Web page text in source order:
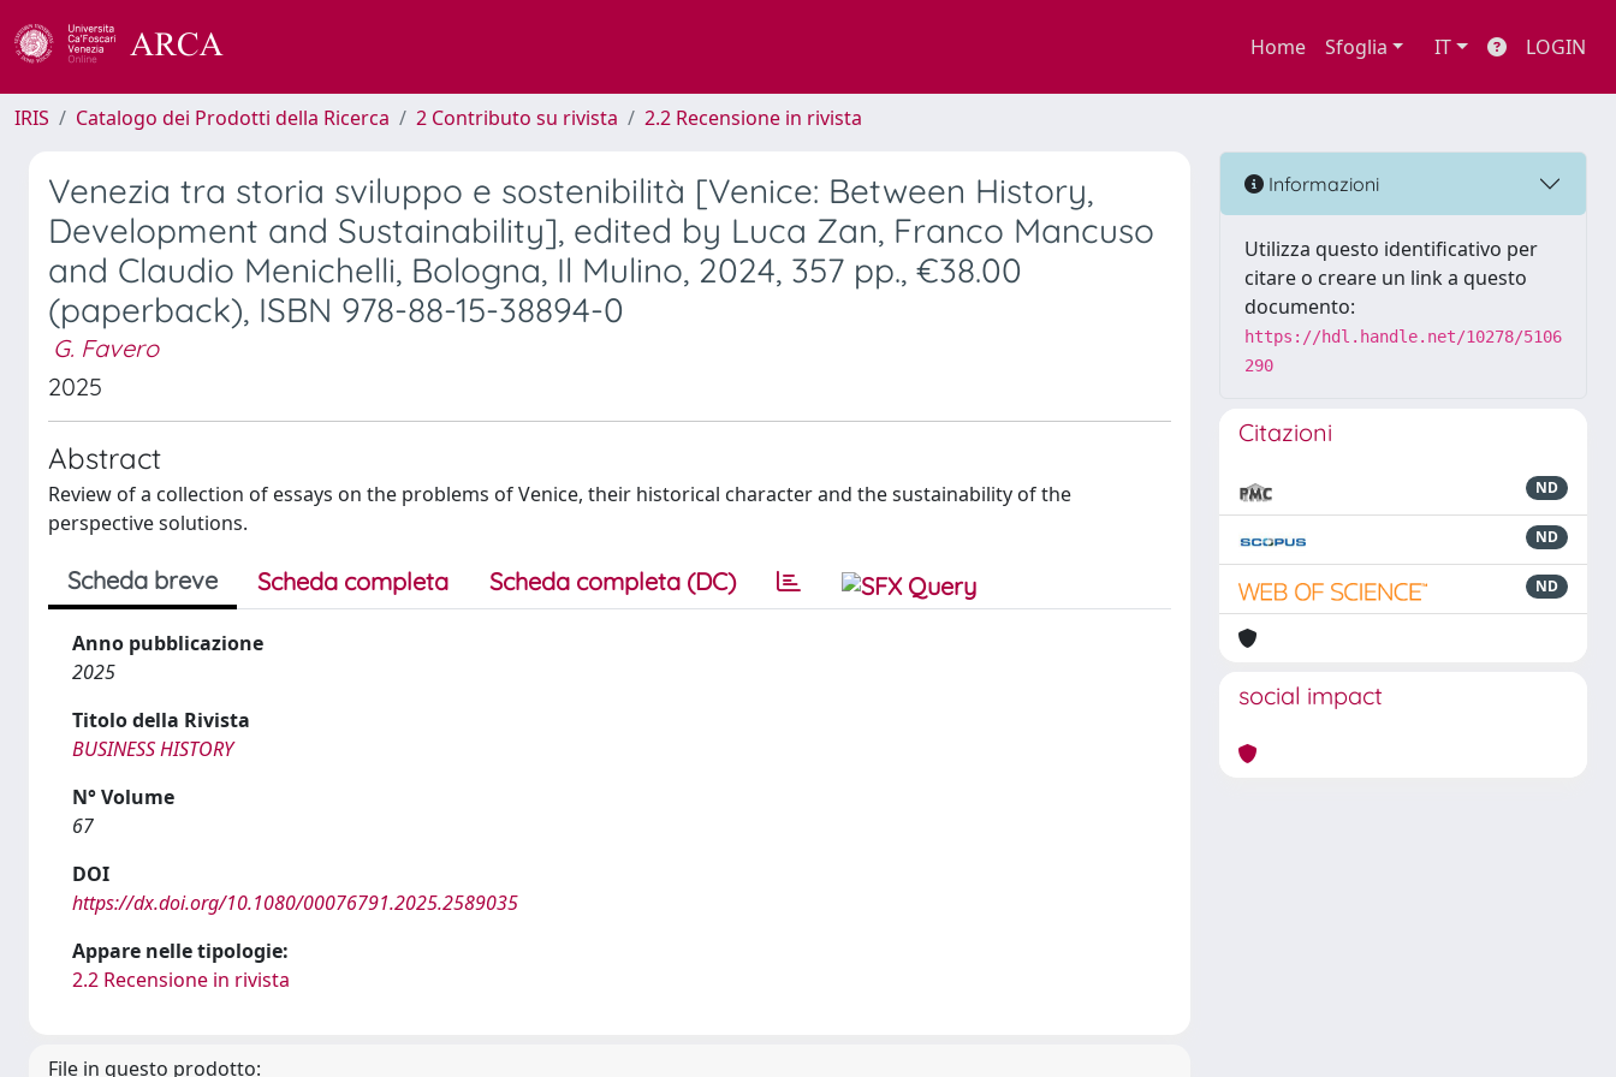
Home Sfoglia IT LOGIN
IRIS Catalogo dei Prodotti della Ricerca 2 Contributo su rivista 2.2 Recensione in rivista
Venezia tra storia sviluppo e sostenibilità [Venice: Between History,
Development and Sustainability], edited by Luca Zan, Franco Mancuso
and Claudio Menichelli, Bologna, Il Mulino, 2024, 357 pp., €38.00
(paperback), ISBN 978-88-15-38894-0
G. Favero
2025
Abstract
Review of a collection of essays on the problems of Venice, their historical character and the sustainability of the
perspective solutions.
Scheda breve Scheda completa Scheda completa (DC)
Anno pubblicazione
2025
Titolo della Rivista
BUSINESS HISTORY
N° Volume
67
DOI
https://dx.doi.org/10.1080/00076791.2025.2589035
Appare nelle tipologie:
2.2 Recensione in rivista
File in questo prodotto:
Informazioni
Utilizza questo identificativo per
citare o creare un link a questo
documento:
https://hdl.handle.net/10278/5106
290
Citazioni
ND
ND
ND
social impact